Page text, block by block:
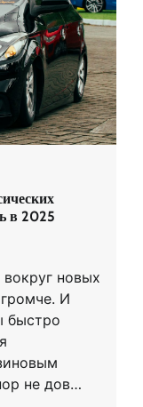
в 2025
новых
И
быстро
не дов…